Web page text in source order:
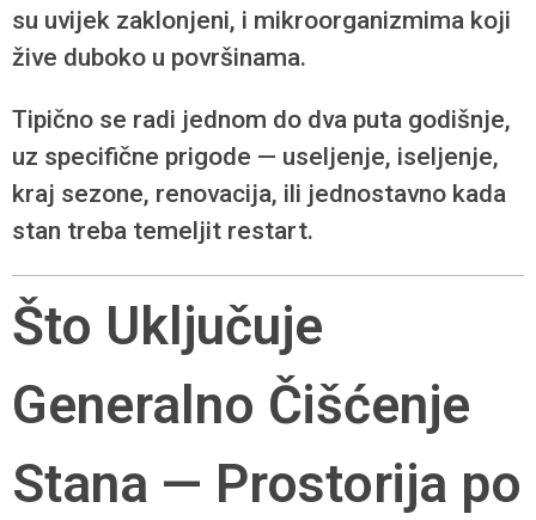
su uvijek zaklonjeni, i mikroorganizmima koji
žive duboko u površinama.
Tipično se radi jednom do dva puta godišnje,
uz specifične prigode — useljenje, iseljenje,
kraj sezone, renovacija, ili jednostavno kada
stan treba temeljit restart.
Što Uključuje
Generalno Čišćenje
Stana — Prostorija po